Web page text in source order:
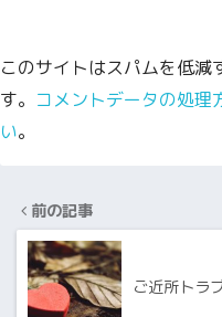
このサイトはスパムを低
す。 コメントデータの処理
い。
前の記事
ご近所トラ